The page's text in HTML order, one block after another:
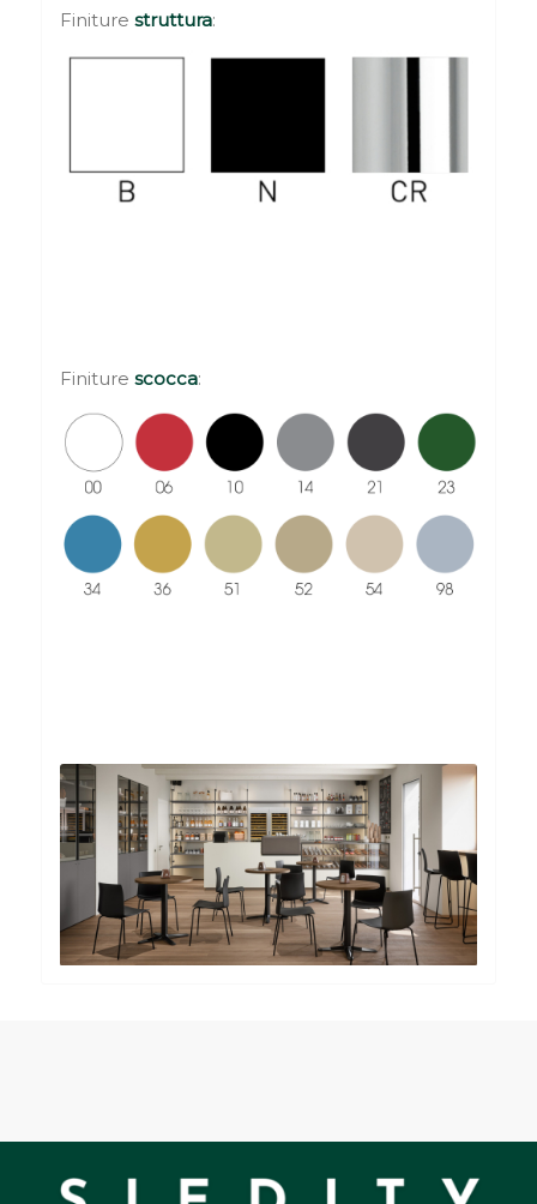
Finiture struttura:
Finiture scocca: